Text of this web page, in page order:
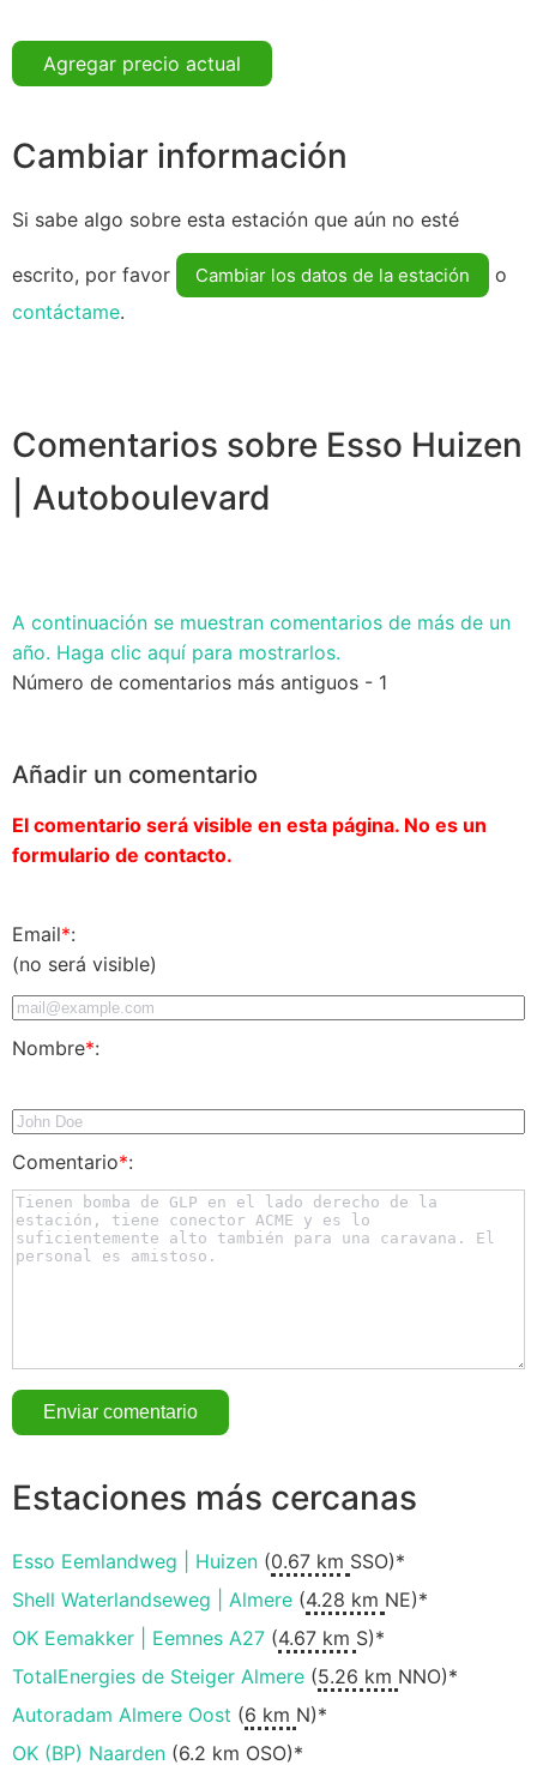
Agregar precio actual
Cambiar información
Si sabe algo sobre esta estación que aún no esté
escrito, por favor Cambiar los datos de la estación
o
contáctame.
Comentarios sobre Esso Huizen
| Autoboulevard
A continuación se muestran comentarios de más de un
año. Haga clic aquí para mostrarlos.
Número de comentarios más antiguos - 1
Añadir un comentario
El comentario será visible en esta página. No es un
formulario de contacto.
Email*:
(no será visible)
Nombre*:
Comentario*:
Estaciones más cercanas
Esso Eemlandweg | Huizen (0.67 km SSO)*
Shell Waterlandseweg | Almere (4.28 km NE)*
OK Eemakker | Eemnes A27 (4.67 km S)*
TotalEnergies de Steiger Almere (5.26 km NNO)*
Autoradam Almere Oost (6 km N)*
OK (BP) Naarden (6.2 km OSO)*